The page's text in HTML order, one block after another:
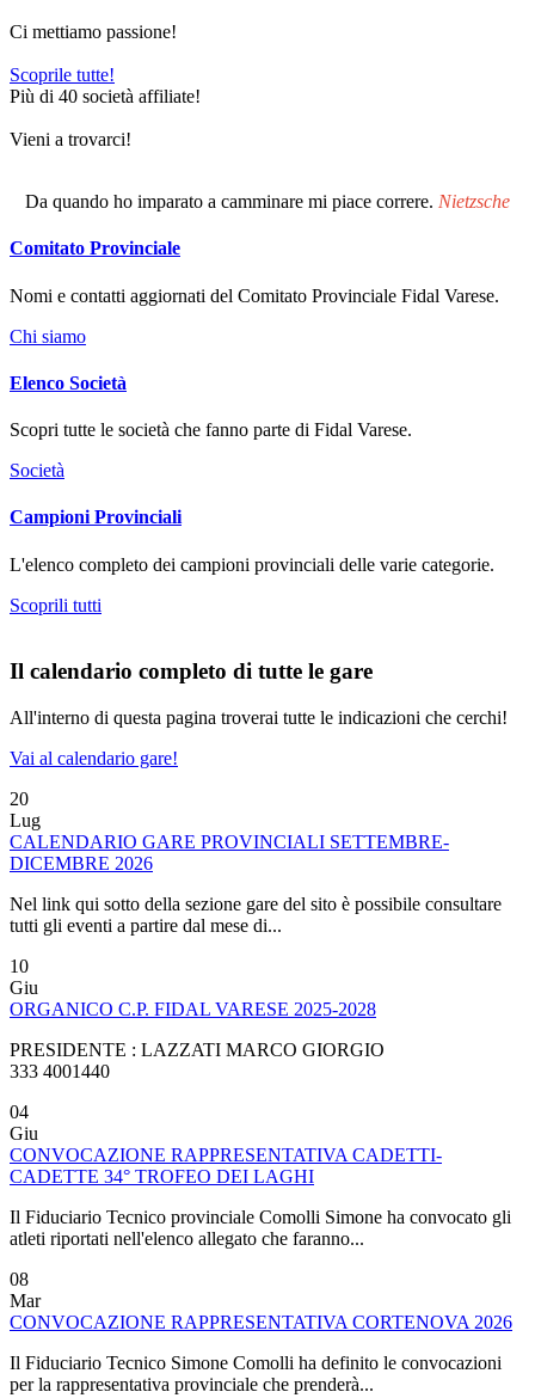
Ci mettiamo passione!
Scoprile tutte!
Più di 40 società affiliate!
Vieni a trovarci!
Da quando ho imparato a camminare mi piace correre. Nietzsche
Comitato Provinciale
Nomi e contatti aggiornati del Comitato Provinciale Fidal Varese.
Chi siamo
Elenco Società
Scopri tutte le società che fanno parte di Fidal Varese.
Società
Campioni Provinciali
L'elenco completo dei campioni provinciali delle varie categorie.
Scoprili tutti
Il calendario completo di tutte le gare
All'interno di questa pagina troverai tutte le indicazioni che cerchi!
Vai al calendario gare!
20
Lug
CALENDARIO GARE PROVINCIALI SETTEMBRE-
DICEMBRE 2026
Nel link qui sotto della sezione gare del sito è possibile consultare
tutti gli eventi a partire dal mese di...
10
Giu
ORGANICO C.P. FIDAL VARESE 2025-2028
PRESIDENTE : LAZZATI MARCO GIORGIO
333 4001440
04
Giu
CONVOCAZIONE RAPPRESENTATIVA CADETTI-
CADETTE 34° TROFEO DEI LAGHI
Il Fiduciario Tecnico provinciale Comolli Simone ha convocato gli
atleti riportati nell'elenco allegato che faranno...
08
Mar
CONVOCAZIONE RAPPRESENTATIVA CORTENOVA 2026
Il Fiduciario Tecnico Simone Comolli ha definito le convocazioni
per la rappresentativa provinciale che prenderà...